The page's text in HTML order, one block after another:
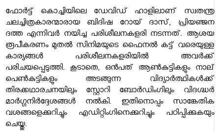
ഫോര്‍ട്ട് കൊച്ചിയിലെ ഡേവിഡ് ഹാളിലാണ് സ്വതന്ത്ര
ചലച്ചിത്രകാരന്മാരായ ബിദിഷ റോയ് ദാസ്, പ്രിയഞ്ജന
ദത്ത എന്നിവര്‍ നയിച്ച പരിശീലനകളരി നടന്നത്. ആശയ
രൂപീകരണം മുതല്‍ സിനിമയുടെ ഫൈനല്‍ കട്ട് വരെയുള്ള
കാര്യങ്ങള്‍ പരിശീലനകളരിയില്‍ അവര്‍ക്ക്
പരിചയപ്പെടുത്തി. കൂടാതെ, ഒന്‍പത് ആണ്‍കുട്ടികളും നാല്
പെണ്‍കുട്ടികളും അടങ്ങുന്ന വിദ്യാര്‍ത്ഥികള്‍ക്ക്
തിരക്കഥാരചനയിലും സ്റ്റോറി ബോര്‍ഡിംഗിലും വിദഗ്ദ്ധര്‍
മാര്‍ഗ്ഗനിര്‍ദ്ദേശങ്ങള്‍ നല്‍കി. ഇതിനൊപ്പം സാങ്കേതിക
വശങ്ങളെക്കുറിച്ചും എഡിറ്റിംഗിനെക്കുറിച്ചും പഠിപ്പിക്കുകയും
ചെയ്തു.